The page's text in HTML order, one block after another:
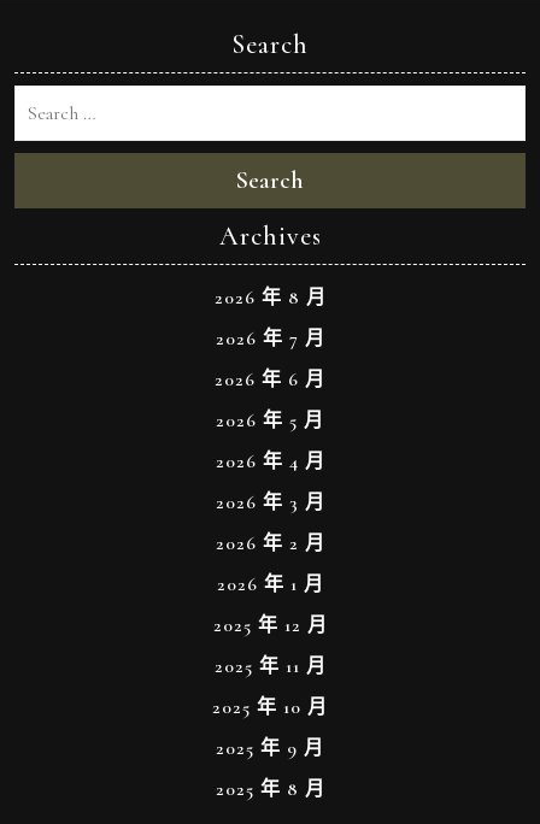
Search
Search
Archives
2026 年 8 月
2026 年 7 月
2026 年 6 月
2026 年 5 月
2026 年 4 月
2026 年 3 月
2026 年 2 月
2026 年 1 月
2025 年 12 月
2025 年 11 月
2025 年 10 月
2025 年 9 月
2025 年 8 月